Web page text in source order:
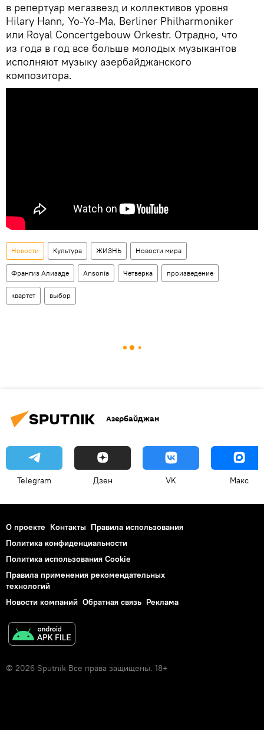
в репертуар мегазвезд и коллективов уровня
Hilary Hann, Yo-Yo-Ma, Berliner Philharmoniker
или Royal Concertgebouw Orkestr. Отрадно, что
из года в год все больше молодых музыкантов
исполняют музыку азербайджанского
композитора.
Новости Культура ЖИЗНЬ Новости мира
Франгиз Ализаде Ansonia Четверка произведение
квартет выбор
Азербайджан
Telegram Дзен VK Макс
О проекте Контакты Правила использования
Политика конфиденциальности
Политика использования Cookie
Правила применения рекомендательных
технологий
Новости компаний Обратная связь Реклама
© 2026 Sputnik Все права защищены. 18+